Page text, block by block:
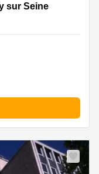
Seine, Neuilly-
sur Seine